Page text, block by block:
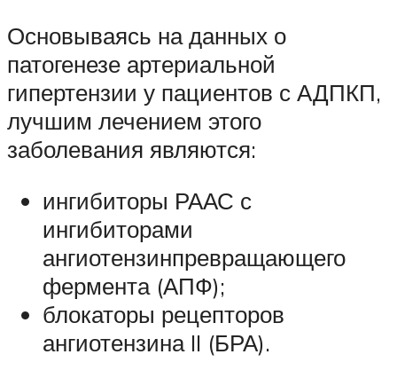
Основываясь на данных о
патогенезе артериальной
гипертензии у пациентов с АДПКП,
лучшим лечением этого
заболевания являются:
ингибиторы РААС с
ингибиторами
ангиотензинпревращающего
фермента (АПФ);
блокаторы рецепторов
ангиотензина II (БРА).